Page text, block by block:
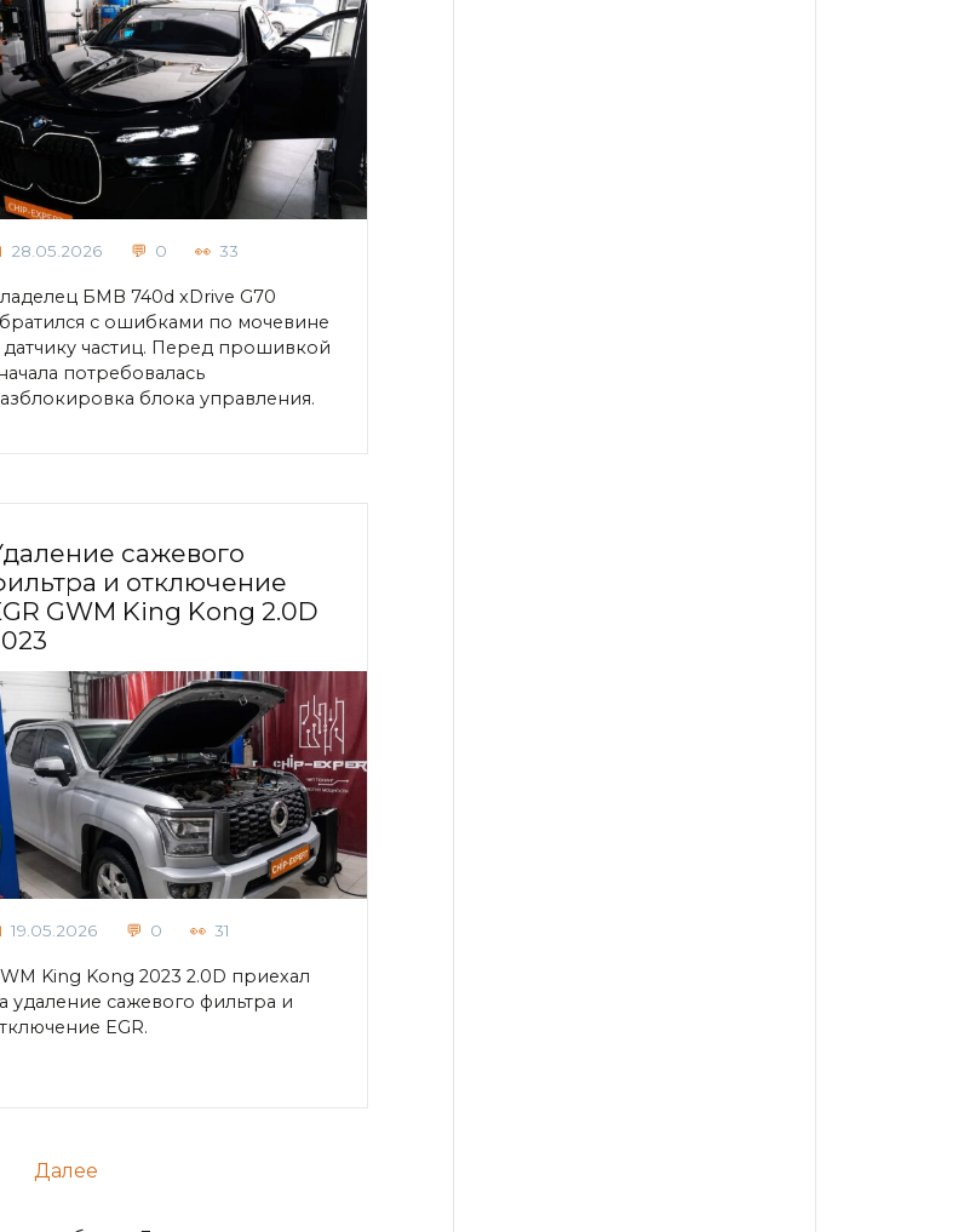
28.05.2026 0 33
БМВ 740d xDrive G70
с ошибками по мочевине
датчику частиц. Перед прошивкой
потребовалась
блока управления.
сажевого
и отключение
GWM King Kong 2.0D
19.05.2026 0 31
King Kong 2023 2.0D приехал
удаление сажевого фильтра и
EGR.
Далее